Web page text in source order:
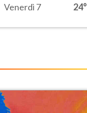
Venerdì 7 24°